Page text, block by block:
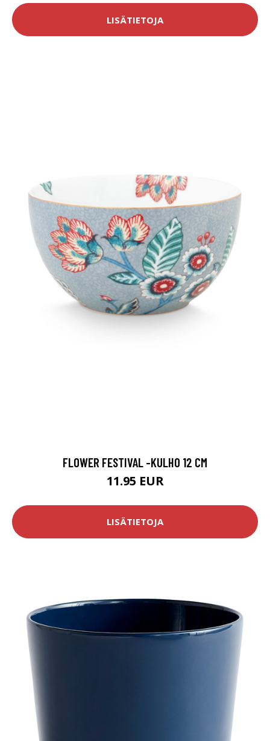
LISÄTIETOJA
FLOWER FESTIVAL -KULHO 12 CM
11.95 EUR
LISÄTIETOJA